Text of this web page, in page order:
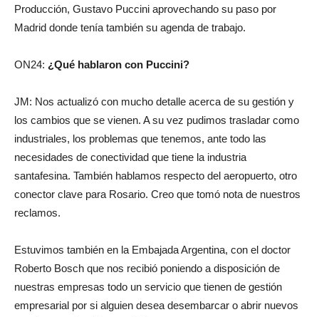
Producción, Gustavo Puccini aprovechando su paso por
Madrid donde tenía también su agenda de trabajo.
ON24: ¿Qué hablaron con Puccini?
JM: Nos actualizó con mucho detalle acerca de su gestión y
los cambios que se vienen. A su vez pudimos trasladar como
industriales, los problemas que tenemos, ante todo las
necesidades de conectividad que tiene la industria
santafesina. También hablamos respecto del aeropuerto, otro
conector clave para Rosario. Creo que tomó nota de nuestros
reclamos.
Estuvimos también en la Embajada Argentina, con el doctor
Roberto Bosch que nos recibió poniendo a disposición de
nuestras empresas todo un servicio que tienen de gestión
empresarial por si alguien desea desembarcar o abrir nuevos